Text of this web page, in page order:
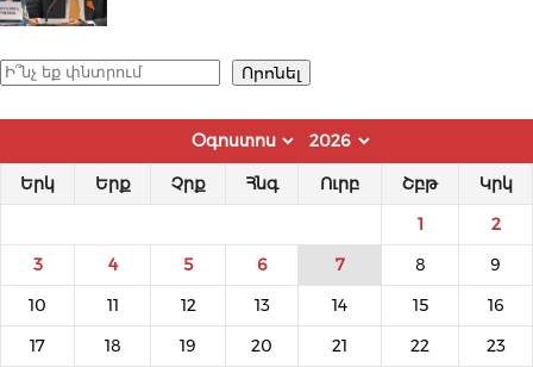
Որոնել Որոնել
Երկ Երք Չրք Հնգ Ուրբ Շբթ Կրկ
1 2
3 4 5 6 7 8 9
10 11 12 13 14 15 16
17 18 19 20 21 22 23